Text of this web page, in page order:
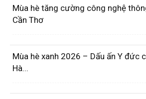
Mùa hè tăng cường công nghệ
Cần Thơ
Mùa hè xanh 2026 – Dấu ấn Y đức
Hà...